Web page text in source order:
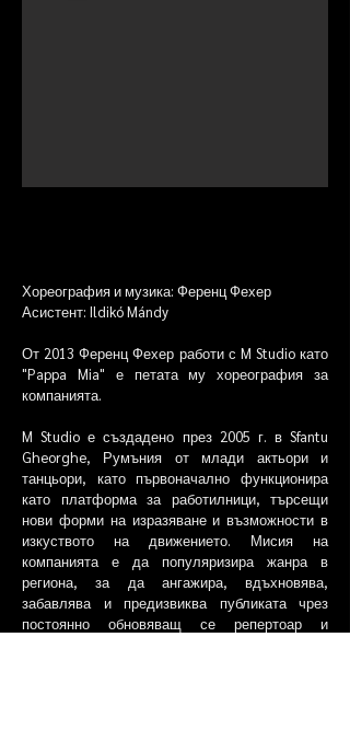
Хореография и музика: Ференц Фехер
Асистент: Ildikó Mándy
От 2013 Ференц Фехер работи с M Studio като
"Pappa Mia" е петата му хореография за
компанията.
M Studio е създадено през 2005 г. в Sfantu
Gheorghe, Румъния от млади актьори и
танцьори, като първоначално функционира
като платформа за работилници, търсещи
нови форми на изразяване и възможности в
изкуството на движението. Мисия на
компанията е да популяризира жанра в
региона, за да ангажира, вдъхновява,
забавлява и предизвиква публиката чрез
постоянно обновяващ се репертоар и